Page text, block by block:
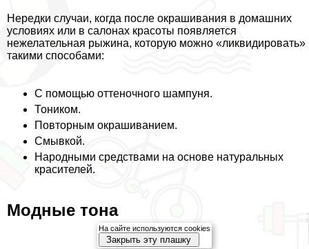
Нередки случаи, когда после окрашивания в домашних
условиях или в салонах красоты появляется
нежелательная рыжина, которую можно «ликвидировать»
такими способами:
С помощью оттеночного шампуня.
Тоником.
Повторным окрашиванием.
Смывкой.
Народными средствами на основе натуральных
красителей.
Модные тона
На сайте используются cookies
Закрыть эту плашку